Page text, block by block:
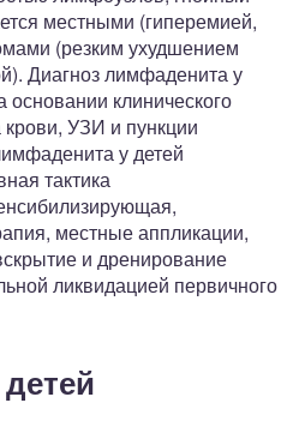
местными (гиперемией,
(резким ухудшением
Диагноз лимфаденита у
основании клинического
УЗИ и пункции
у детей
тактика
местные аппликации,
и дренирование
ликвидацией первичного